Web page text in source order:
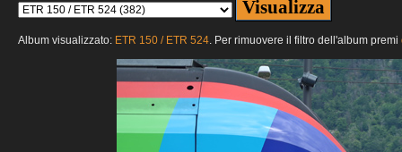
Album visualizzato: ETR 150 / ETR 524. Per rimuovere il filtro dell'album premi